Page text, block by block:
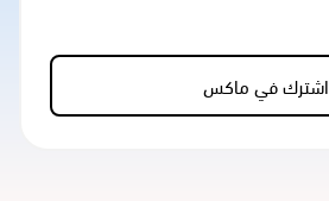
اشترك في ماكس